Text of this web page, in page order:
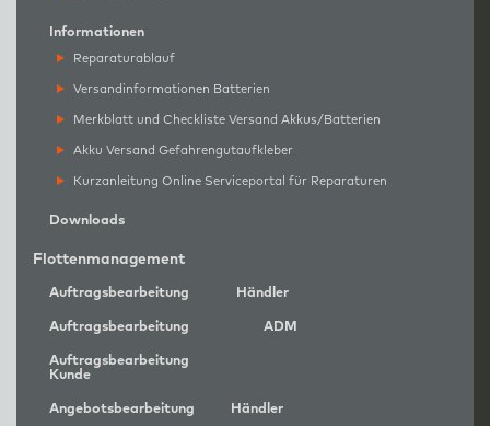
Informationen
Reparaturablauf
Versandinformationen Batterien
Merkblatt und Checkliste Versand Akkus/Batterien
Akku Versand Gefahrengutaufkleber
Kurzanleitung Online Serviceportal für Reparaturen
Downloads
Flottenmanagement
Auftragsbearbeitung Händler
Auftragsbearbeitung ADM
Auftragsbearbeitung
Kunde
Angebotsbearbeitung Händler